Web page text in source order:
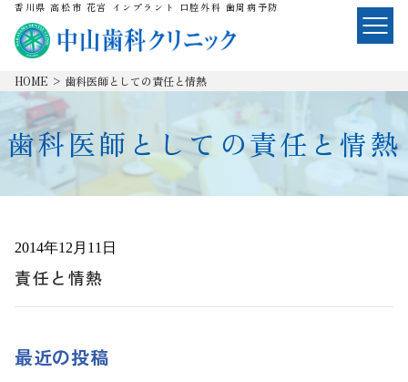
香川県 高松市 花宮 インプラント 口腔外科 歯周病予防
HOME > 歯科医師としての責任と情熱
歯科医師としての責任と情熱
2014年12月11日
責任と情熱
最近の投稿